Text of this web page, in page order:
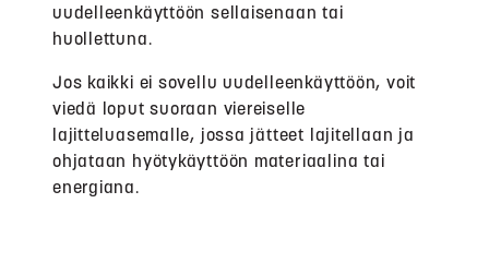
uudelleenkäyttöön sellaisenaan tai
huollettuna.
Jos kaikki ei sovellu uudelleenkäyttöön, voit
viedä loput suoraan viereiselle
lajitteluasemalle, jossa jätteet lajitellaan ja
ohjataan hyötykäyttöön materiaalina tai
energiana.